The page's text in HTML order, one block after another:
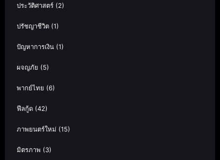
ประวัติศาสตร์ (2)
ปรัชญาชีวิต (1)
ปัญหาการเงิน (1)
ผจญภัย (5)
พากย์ไทย (6)
ฟีลกู้ด (42)
ภาพยนตร์ใหม่ (15)
มิตรภาพ (3)